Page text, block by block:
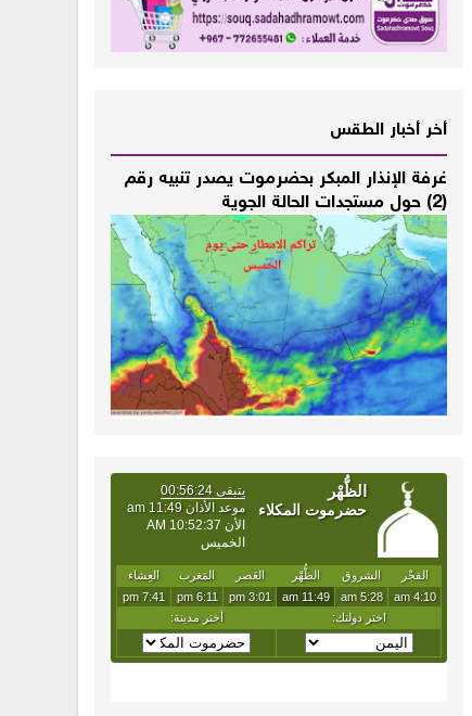
أخر أخبار الطقس
غرفة الإنذار المبكر بحضرموت يصدر تنبيه رقم
(2) حول مستجدات الحالة الجوية